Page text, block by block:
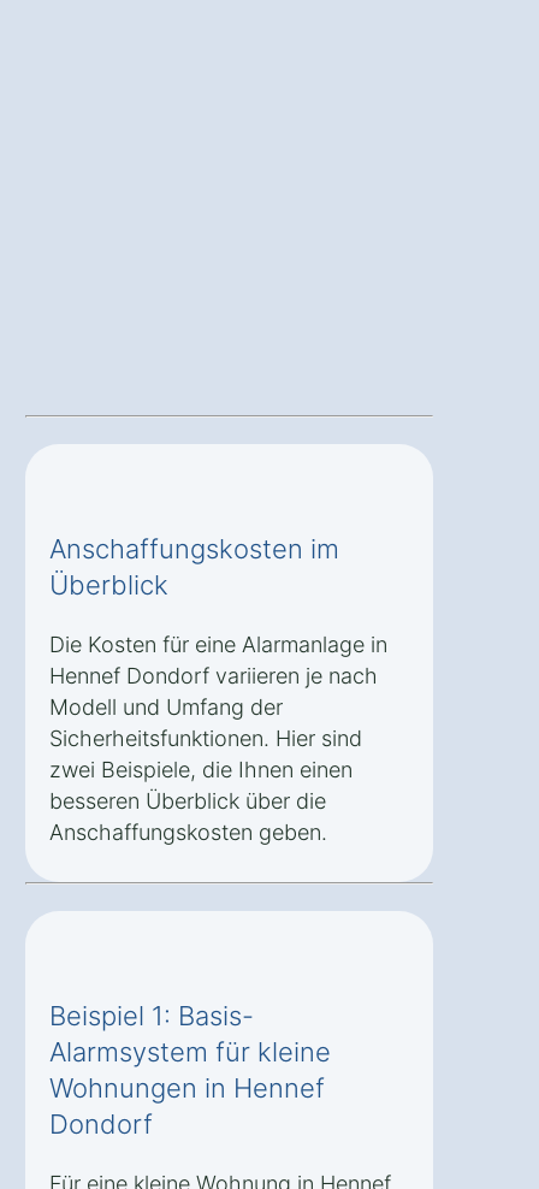
Anschaffungskosten im
Überblick
Die Kosten für eine Alarmanlage in
Hennef Dondorf variieren je nach
Modell und Umfang der
Sicherheitsfunktionen. Hier sind
zwei Beispiele, die Ihnen einen
besseren Überblick über die
Anschaffungskosten geben.
Beispiel 1: Basis-
Alarmsystem für kleine
Wohnungen in Hennef
Dondorf
Für eine kleine Wohnung in Hennef